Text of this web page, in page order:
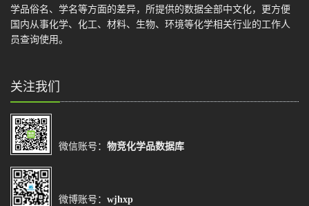
学品俗名、学名等方面的差异，所提供的数据全部中文化，更方便
国内从事化学、化工、材料、生物、环境等化学相关行业的工作人
员查询使用。
关注我们
微信账号： 物竞化学品数据库
微博账号： wjhxp